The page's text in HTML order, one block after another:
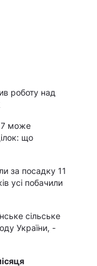
роботу над
може
що
за посадку 11
усі побачили
сільське
України, -